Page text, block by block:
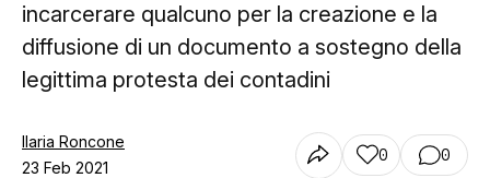
Contatti
incarcerare qualcuno per la creazione e la
diffusione di un documento a sostegno della
legittima protesta dei contadini
Ilaria Roncone
23 Feb 2021
0 0